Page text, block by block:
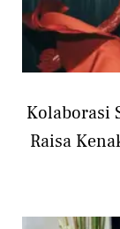
Kolaborasi
Raisa